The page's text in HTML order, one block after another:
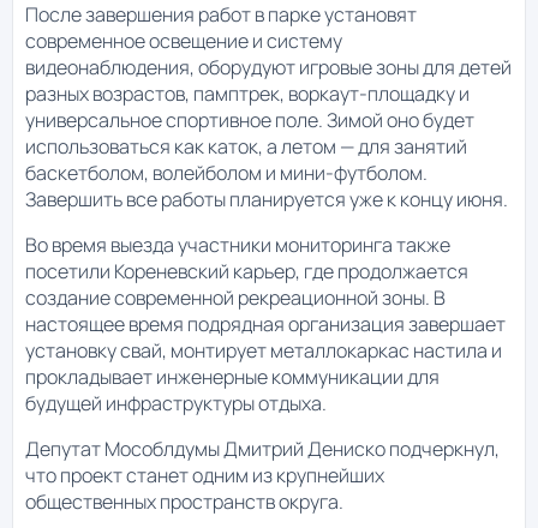
После завершения работ в парке установят
современное освещение и систему
видеонаблюдения, оборудуют игровые зоны для детей
разных возрастов, памптрек, воркаут-площадку и
универсальное спортивное поле. Зимой оно будет
использоваться как каток, а летом — для занятий
баскетболом, волейболом и мини-футболом.
Завершить все работы планируется уже к концу июня.
Во время выезда участники мониторинга также
посетили Кореневский карьер, где продолжается
создание современной рекреационной зоны. В
настоящее время подрядная организация завершает
установку свай, монтирует металлокаркас настила и
прокладывает инженерные коммуникации для
будущей инфраструктуры отдыха.
Депутат Мособлдумы Дмитрий Дениско подчеркнул,
что проект станет одним из крупнейших
общественных пространств округа.